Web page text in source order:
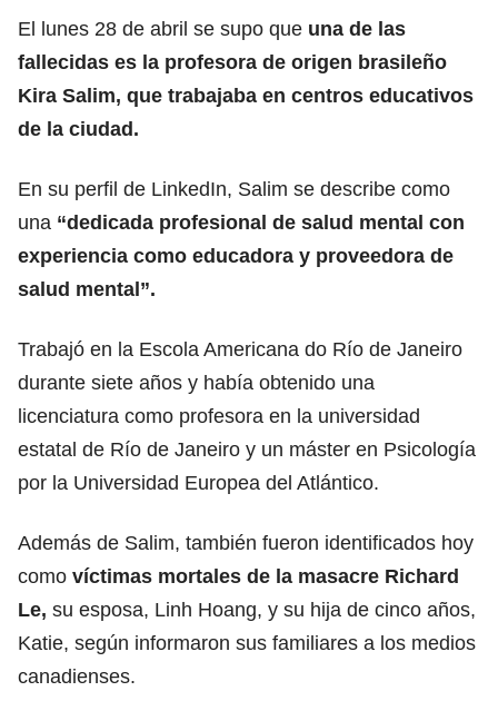
El lunes 28 de abril se supo que una de las
fallecidas es la profesora de origen brasileño
Kira Salim, que trabajaba en centros educativos
de la ciudad.
En su perfil de LinkedIn, Salim se describe como
una “dedicada profesional de salud mental con
experiencia como educadora y proveedora de
salud mental”.
Trabajó en la Escola Americana do Río de Janeiro
durante siete años y había obtenido una
licenciatura como profesora en la universidad
estatal de Río de Janeiro y un máster en Psicología
por la Universidad Europea del Atlántico.
Además de Salim, también fueron identificados hoy
como víctimas mortales de la masacre Richard
Le, su esposa, Linh Hoang, y su hija de cinco años,
Katie, según informaron sus familiares a los medios
canadienses.